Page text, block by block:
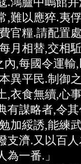
,難以應猝.夷
官糧.請配置
月相替,交相
內,每國令運輸
異平民.制御
,衣食無續,心
有謀略者,令
加綏誘,能練
支濟.又以百
為一番.」